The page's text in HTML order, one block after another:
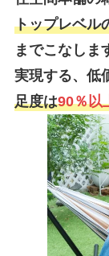
トップレベル
までこなしま
実現する、低
足度は90％以